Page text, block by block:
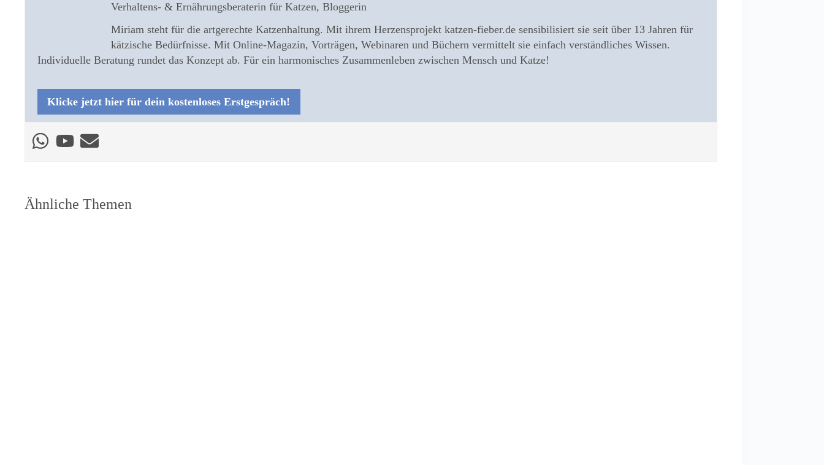
Verhaltens- & Ernährungsberaterin für Katzen, Bloggerin
Miriam steht für die artgerechte Katzenhaltung. Mit ihrem Herzensprojekt katzen-fieber.de sensibilisiert sie seit über 13 Jahren für
kätzische Bedürfnisse. Mit Online-Magazin, Vorträgen, Webinaren und Büchern vermittelt sie einfach verständliches Wissen.
Individuelle Beratung rundet das Konzept ab. Für ein harmonisches Zusammenleben zwischen Mensch und Katze!
Klicke jetzt hier für dein kostenloses Erstgespräch!
Ähnliche Themen